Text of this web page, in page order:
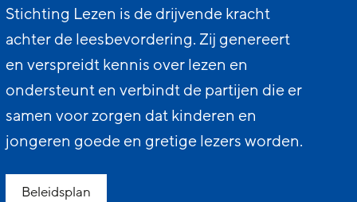
Stichting Lezen is de drijvende kracht
achter de leesbevordering. Zij genereert
en verspreidt kennis over lezen en
ondersteunt en verbindt de partijen die er
samen voor zorgen dat kinderen en
jongeren goede en gretige lezers worden.
Beleidsplan